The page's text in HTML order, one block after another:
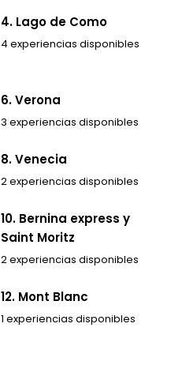
4. Lago de Como
4 experiencias disponibles
6. Verona
3 experiencias disponibles
8. Venecia
2 experiencias disponibles
10. Bernina express y
Saint Moritz
2 experiencias disponibles
12. Mont Blanc
1 experiencias disponibles